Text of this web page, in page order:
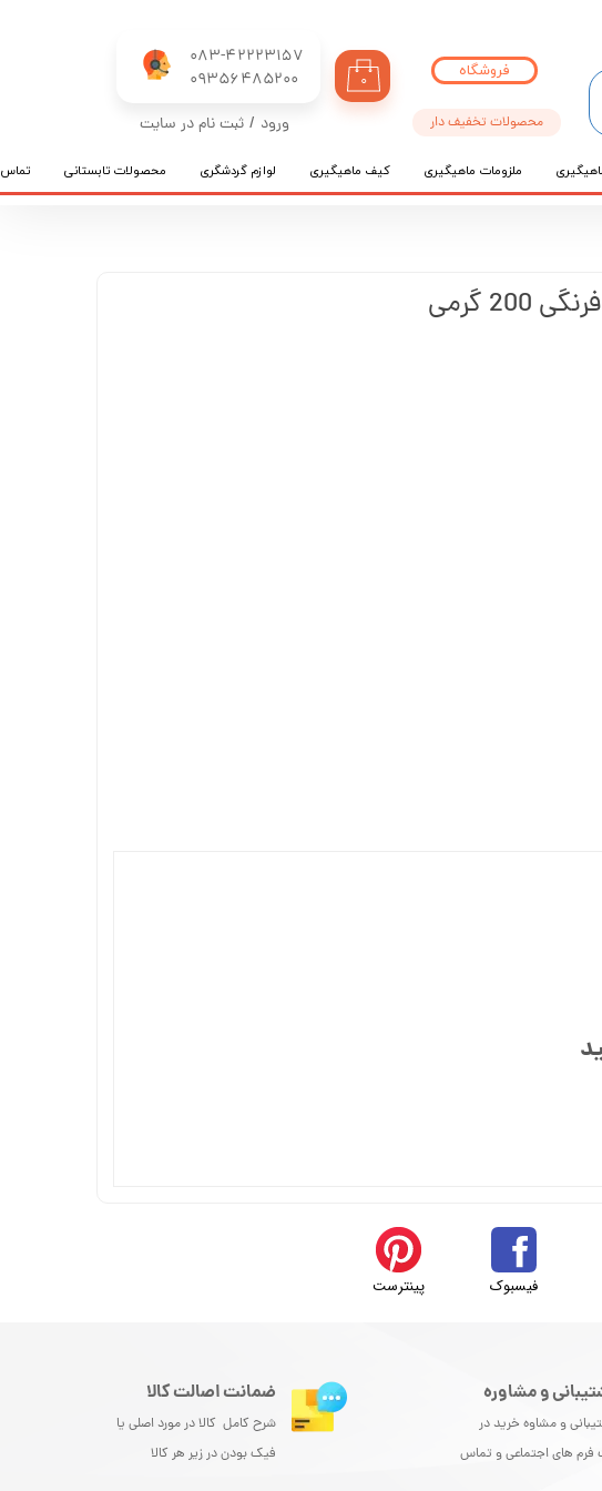
083-42223157
​​​​​​​09356485200
۰
ورود / ثبت نام در سایت
تغییر گذر واژه
ملزومات ماهیگیری کیف ماهیگیری لوازم گردشگری محصولات تابستانی تماس
محصولات تخفیف دار
فروشگاه
گرمی
فیسبوک پینترست
و مشاوره
و مشاوه خرید در
فرم های اجتماعی و تماس
ضمانت اصالت کالا
شرح کامل کالا در مورد اصلی یا
فیک بودن در زیر هر کالا